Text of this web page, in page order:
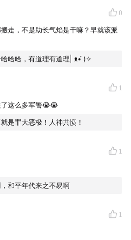
亲
案
案
Name - America
0
走，不是助长气焰是干嘛？早就该派
哈哈，有道理有道理| ᴥ•́ )✧
1
这么多军警😭😭
是罪大恶极！人神共愤！
1
和平年代来之不易啊
1